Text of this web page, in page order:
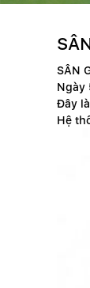
SÂN
Ngày
Đây
Hệ